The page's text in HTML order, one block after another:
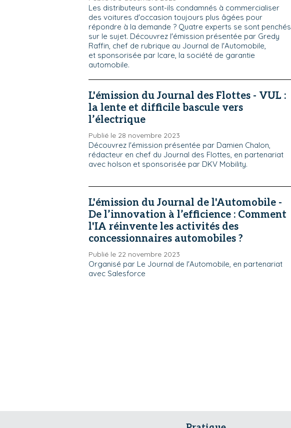
Les distributeurs sont-ils condamnés à commercialiser
des voitures d'occasion toujours plus âgées pour
répondre à la demande ? Quatre experts se sont penchés
sur le sujet. Découvrez l'émission présentée par Gredy
Raffin, chef de rubrique au Journal de l'Automobile,
et sponsorisée par Icare, la société de garantie
automobile.
L'émission du Journal des Flottes - VUL :
la lente et difficile bascule vers
l’électrique
Publié le 28 novembre 2023
Découvrez l'émission présentée par Damien Chalon,
rédacteur en chef du Journal des Flottes, en partenariat
avec holson et sponsorisée par DKV Mobility.
L'émission du Journal de l'Automobile -
De l’innovation à l’efficience : Comment
l'IA réinvente les activités des
concessionnaires automobiles ?
Publié le 22 novembre 2023
Organisé par Le Journal de l'Automobile, en partenariat
avec Salesforce